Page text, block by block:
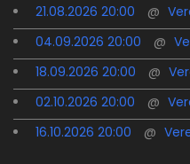
21.08.2026 20:00 @
04.09.2026 20:00
@
18.09.2026 20:00
@
02.10.2026 20:00
@
16.10.2026 20:00
@